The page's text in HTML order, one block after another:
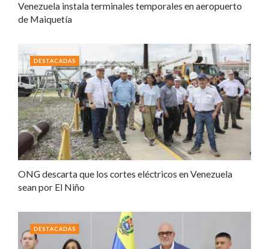
Venezuela instala terminales temporales en aeropuerto
de Maiquetía
ONG descarta que los cortes eléctricos en Venezuela
sean por El Niño
DESTACADAS
DESTACADAS